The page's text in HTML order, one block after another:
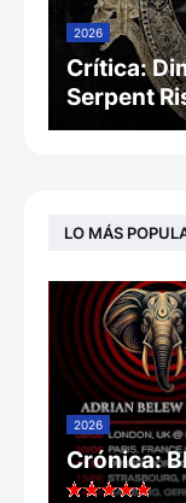
2026
Crítica:
Serpent
LO MÁS
2026
Crónica: